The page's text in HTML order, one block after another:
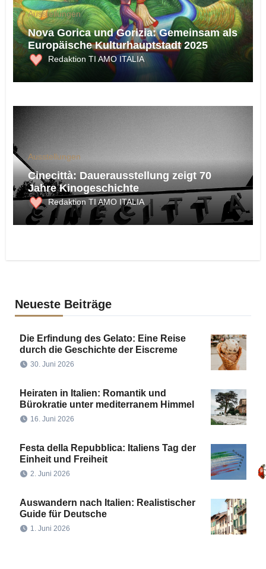
Ausstellungen
Nova Gorica und Gorizia: Gemeinsam als
Europäische Kulturhauptstadt 2025
Redaktion TI AMO ITALIA
Ausstellungen
Cinecittà: Dauerausstellung zeigt 70
Jahre Kinogeschichte
Redaktion TI AMO ITALIA
Neueste Beiträge
Die Erfindung des Gelato: Eine Reise
durch die Geschichte der Eiscreme
30. Juni 2026
Heiraten in Italien: Romantik und
Bürokratie unter mediterranem Himmel
16. Juni 2026
Festa della Repubblica: Italiens Tag der
Einheit und Freiheit
2. Juni 2026
Auswandern nach Italien: Realistischer
Guide für Deutsche
1. Juni 2026